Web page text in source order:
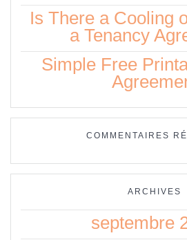
Is There a Cooling
a Tenancy
Simple Free
COMMENTAIRES
ARCHIVES
septembre